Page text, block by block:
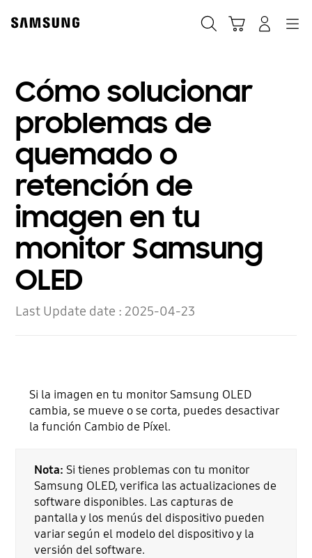
content
accessibility
Cómo solucionar
problemas de
quemado o
retención de
imagen en tu
monitor Samsung
OLED
Last Update date :2025-04-23
Si la imagen en tu monitor Samsung OLED
cambia, se mueve o se corta, puedes desactivar
la función Cambio de Píxel.
Nota: Si tienes problemas con tu monitor
Samsung OLED, verifica las actualizaciones de
software disponibles. Las capturas de
pantalla y los menús del dispositivo pueden
variar según el modelo del dispositivo y la
versión del software.